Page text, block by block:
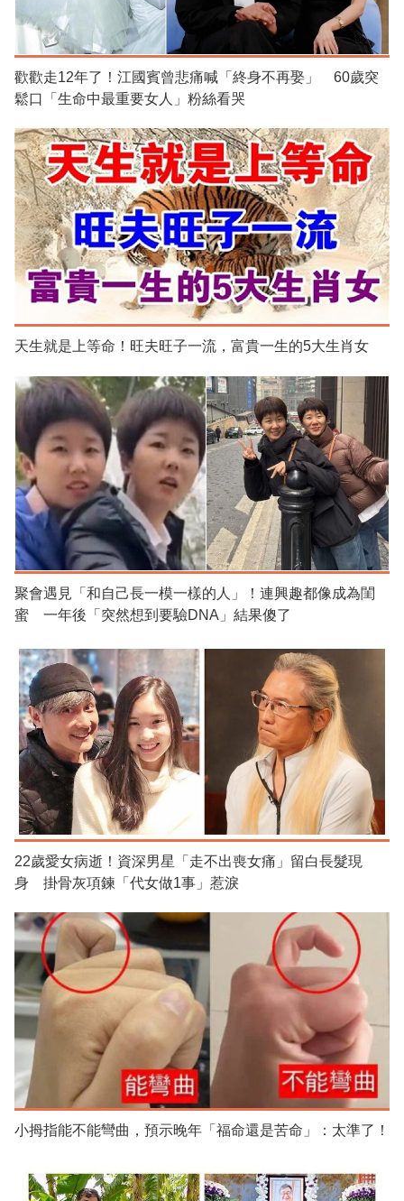
歡歡走12年了！江國賓曾悲痛喊「終身不再娶」 60歲突
鬆口「生命中最重要女人」粉絲看哭
天生就是上等命！旺夫旺子一流，富貴一生的5大生肖女
聚會遇見「和自己長一模一樣的人」！連興趣都像成為閨
蜜 一年後「突然想到要驗DNA」結果傻了
22歲愛女病逝！資深男星「走不出喪女痛」留白長髮現
身 掛骨灰項鍊「代女做1事」惹淚
小拇指能不能彎曲，預示晚年「福命還是苦命」：太準了！